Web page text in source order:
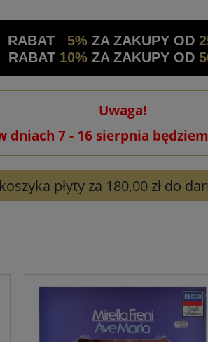
RABAT 5% ZA ZAKUPY OD
RABAT 10%ZA ZAKUPY OD
Uwaga!
dniach 7 - 16 sierpnia
płyty za 180,00 zł do